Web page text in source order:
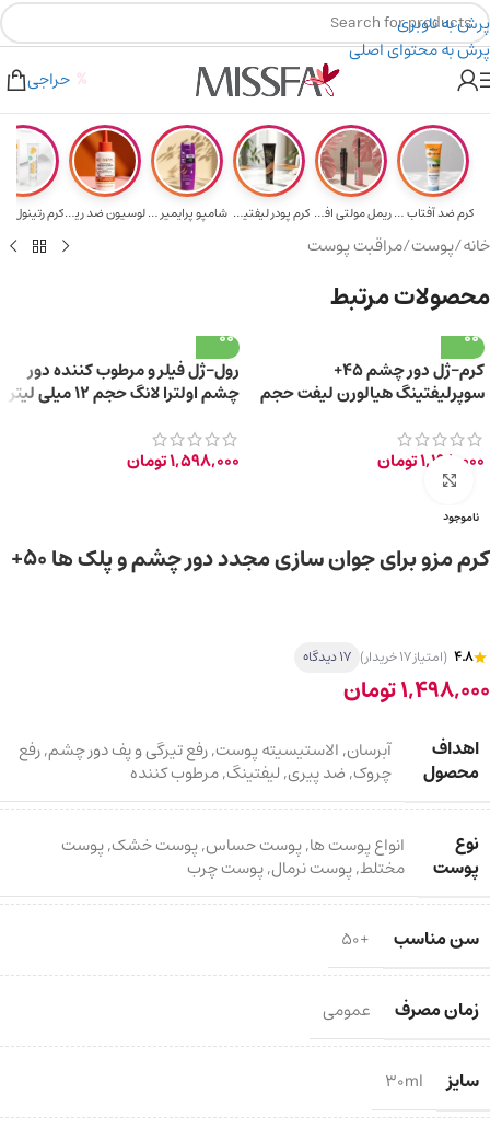
پرش به ناوبری
پرش به محتوای اصلی
۲٪ تخفیف روی سبد خرید برای روش کارت به کارت
هدیه برای خرید های بالای ۵ میلیون تومن
حراجی
کرم ضد آفتاب حا... ریمل مولتی افکت... کرم پودر لیفتین... شامپو پرایمیر پ... لوسیون ضد ریزش ...
خانه/پوست/مراقبت پوست
محصولات مرتبط
کرم-ژل دور چشم 45+
سوپرلیفتینگ هیالورن لیفت حجم
1,198,000تومان
رول-ژل فیلر و مرطوب کننده دور
چشم اولترا لانگ حجم 12 میلی لیتر
1,598,000تومان
ناموجود
برای بزرگ‌نمایی کلیک کنید
کرم مزو برای جوان سازی مجدد دور چشم و پلک ها 50+
4.8 (امتیاز 17 خریدار) 17 دیدگاه
1,498,000تومان
اهداف
محصول
آبرسان,الاستیسیته پوست,رفع تیرگی و پف دور چشم,رفع
چروک,ضد پیری,لیفتینگ,مرطوب کننده
نوع
پوست
انواع پوست ها,پوست حساس,پوست خشک,پوست
مختلط,پوست نرمال,پوست چرب
سن مناسب +50
زمان مصرف عمومی
سایز 30ml